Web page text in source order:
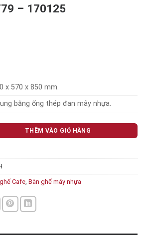
– 170125
x 570 x 850 mm.
bằng ống thép đan mây nhựa.
số lượng
THÊM VÀO GIỎ HÀNG
Cafe, Bàn ghế mây nhựa